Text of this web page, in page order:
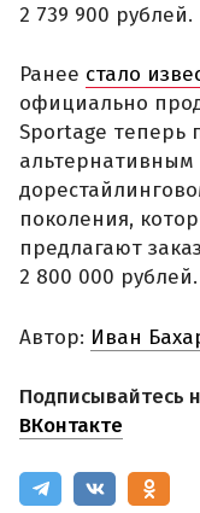
2 739 900 рублей.
Ранее стало
официально
Sportage теперь
альтернативным
поколения,
предлагают
2 800 000 рублей.
Автор: Иван
Подписывайтесь
ВКонтакте